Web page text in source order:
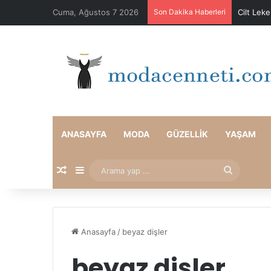
Cuma, Ağustos 7 2026 Son Dakika Haberleri Cilt
ANASAYFA MODA GÜZELLIK YAŞAM
Rastgele Makale
Kenar Bölmesi
yap
Anasayfa / beyaz dişler